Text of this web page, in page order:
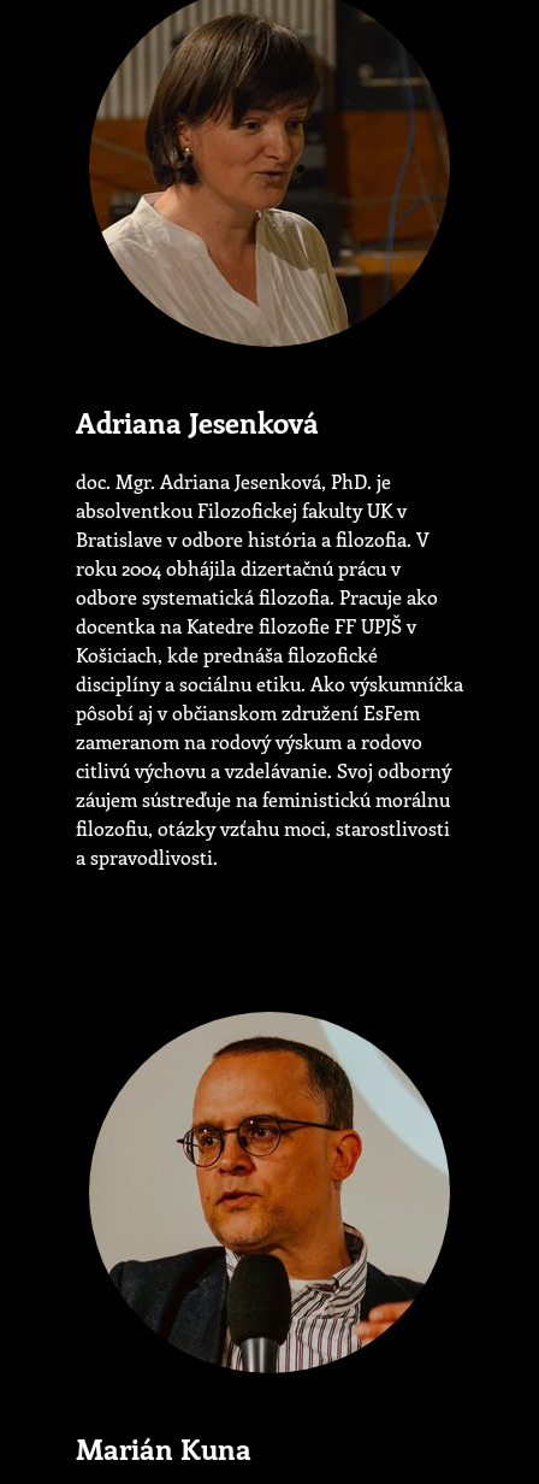
Adriana Jesenková
doc. Mgr. Adriana Jesenková, PhD. je
absolventkou Filozofickej fakulty UK v
Bratislave v odbore história a filozofia. V
roku 2004 obhájila dizertačnú prácu v
odbore systematická filozofia. Pracuje ako
docentka na Katedre filozofie FF UPJŠ v
Košiciach, kde prednáša filozofické
disciplíny a sociálnu etiku. Ako výskumníčka
pôsobí aj v občianskom združení EsFem
zameranom na rodový výskum a rodovo
citlivú výchovu a vzdelávanie. Svoj odborný
záujem sústreďuje na feministickú morálnu
filozofiu, otázky vzťahu moci, starostlivosti
a spravodlivosti.
Marián Kuna